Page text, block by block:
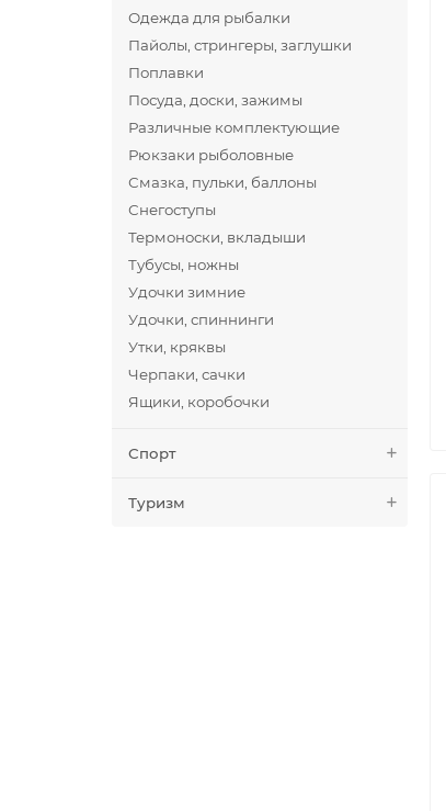
Одежда для рыбалки
Пайолы, стрингеры, заглушки
Поплавки
Посуда, доски, зажимы
Различные комплектующие
Рюкзаки рыболовные
Смазка, пульки, баллоны
Снегоступы
Термоноски, вкладыши
Тубусы, ножны
Удочки зимние
Удочки, спиннинги
Утки, кряквы
Черпаки, сачки
Ящики, коробочки
Спорт
Туризм